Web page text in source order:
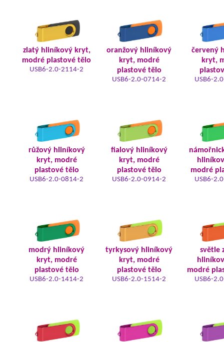
zlatý hliníkový kryt,
modré plastové tělo
USB6-2.0-2114-2
oranžový hliníkový
kryt, modré
plastové tělo
USB6-2.0-0714-2
červený
kryt,
USB6-
růžový hliníkový
kryt, modré
plastové tělo
USB6-2.0-0814-2
fialový hliníkový
kryt, modré
plastové tělo
USB6-2.0-0914-2
modré
USB6-
modrý hliníkový
kryt, modré
plastové tělo
USB6-2.0-1414-2
tyrkysový hliníkový
kryt, modré
plastové tělo
USB6-2.0-1514-2
světle
modré
USB6-